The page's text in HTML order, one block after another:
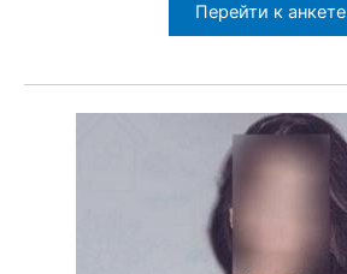
Перейти к анкете